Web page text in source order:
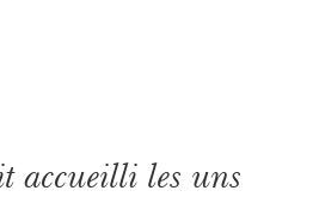
accueilli les uns